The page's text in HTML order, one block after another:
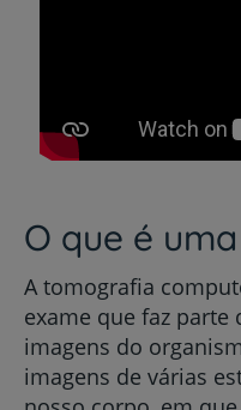
O que é uma
A tomografia
exame que faz parte
imagens do
imagens de várias